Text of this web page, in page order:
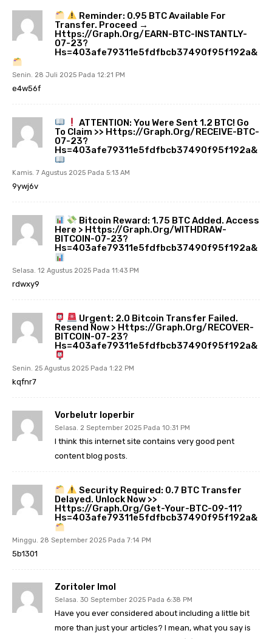
Reminder: 0.95 BTC Available For
Transfer. Proceed →
Https://graph.org/EARN-BTC-INSTANTLY-
07-23?
Hs=403afe79311e5fdfbcb37490f95f192a&
Senin. 28 Juli 2025 Pada 12:21 PM
e4w56f
ATTENTION: You Were Sent 1.2 BTC! Go
To Claim >> Https://graph.org/RECEIVE-BTC-
07-23?
Hs=403afe79311e5fdfbcb37490f95f192a&
Kamis. 7 Agustus 2025 Pada 5:13 AM
9ywj6v
Bitcoin Reward: 1.75 BTC Added. Access
Here > Https://graph.org/WITHDRAW-
BITCOIN-07-23?
Hs=403afe79311e5fdfbcb37490f95f192a&
Selasa. 12 Agustus 2025 Pada 11:43 PM
rdwxy9
Urgent: 2.0 Bitcoin Transfer Failed.
Resend Now > Https://graph.org/RECOVER-
BITCOIN-07-23?
Hs=403afe79311e5fdfbcb37490f95f192a&
Senin. 25 Agustus 2025 Pada 1:22 PM
kqfnr7
Vorbelutr Ioperbir
Selasa. 2 September 2025 Pada 10:31 PM
I think this internet site contains very good pent
content blog posts.
Security Required: 0.7 BTC Transfer
Delayed. Unlock Now >>
Https://graph.org/Get-Your-BTC-09-11?
Hs=403afe79311e5fdfbcb37490f95f192a&
Minggu. 28 September 2025 Pada 7:14 PM
5b1301
Zoritoler Imol
Selasa. 30 September 2025 Pada 6:38 PM
Have you ever considered about including a little bit
more than just your articles? I mean, what you say is